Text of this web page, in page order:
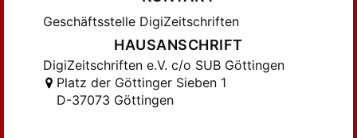
Jacobson, Eric (44)
Japhet, Sara (35)
Kajon, Irene (15)
Kalmin, Richard (39)
Kasher, Rimon (21)
Geschäftsstelle DigiZeitschriften
HAUSANSCHRIFT
DigiZeitschriften e.V. c/o SUB Göttingen
Platz der Göttinger Sieben 1
D-37073 Göttingen